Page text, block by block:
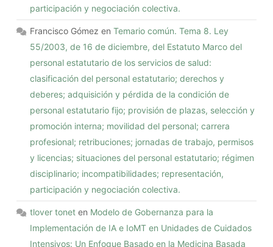
participación y negociación colectiva.
Francisco Gómez enTemario común. Tema 8. Ley
55/2003, de 16 de diciembre, del Estatuto Marco del
personal estatutario de los servicios de salud:
clasificación del personal estatutario; derechos y
deberes; adquisición y pérdida de la condición de
personal estatutario fijo; provisión de plazas, selección y
promoción interna; movilidad del personal; carrera
profesional; retribuciones; jornadas de trabajo, permisos
y licencias; situaciones del personal estatutario; régimen
disciplinario; incompatibilidades; representación,
participación y negociación colectiva.
tlover tonet en Modelo de Gobernanza para la
Implementación de IA e IoMT en Unidades de Cuidados
Intensivos: Un Enfoque Basado en la Medicina Basada